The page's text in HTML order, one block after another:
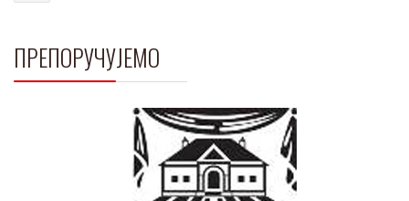
ПРЕПОРУЧУЈЕМО